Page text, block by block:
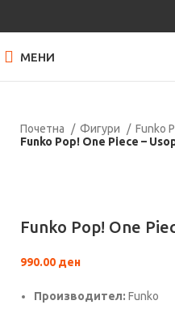
МЕНИ
Почетна Фигури
Funko
Funko Pop! One Piece –
Funko Pop! One
990.00 ден
Производител: Funko